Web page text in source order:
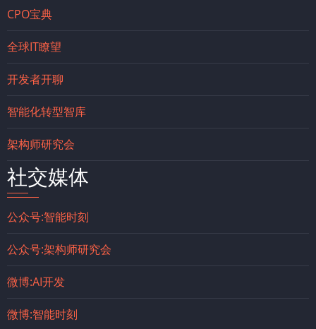
CPO宝典
全球IT瞭望
开发者开聊
智能化转型智库
架构师研究会
社交媒体
公众号:智能时刻
公众号:架构师研究会
微博:AI开发
微博:智能时刻